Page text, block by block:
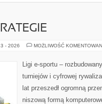
- 2026 MOŻLIWOŚĆ
Ligi e-sportu –
turniejów i cyfrowej
lat przeszedł ogromną
niszową formą